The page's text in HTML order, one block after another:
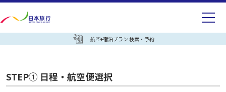
航空+宿泊プラン 検索・予約
STEP① 日程・航空便選択